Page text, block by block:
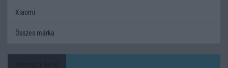
Xiaomi
Összes márka